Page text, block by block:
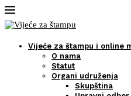
Vijeće za štampu i online
O nama
Statut
Organi udruženja
Skupština